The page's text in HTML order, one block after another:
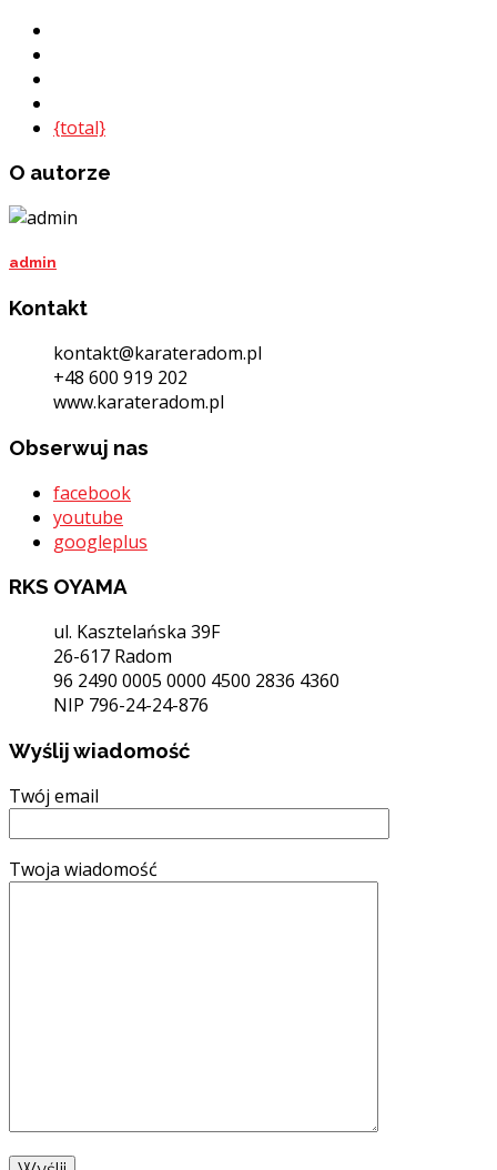
{total}
O autorze
admin
Kontakt
kontakt@karateradom.pl
+48 600 919 202
www.karateradom.pl
Obserwuj nas
facebook
youtube
googleplus
RKS OYAMA
ul. Kasztelańska 39F
26-617 Radom
96 2490 0005 0000 4500 2836 4360
NIP 796-24-24-876
Wyślij wiadomość
Twój email
Twoja wiadomość